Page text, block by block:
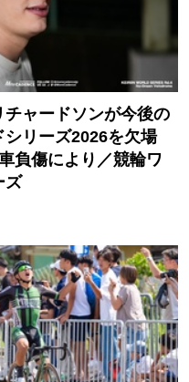
チャードソンが今後の
シリーズ2026を欠場
負傷により／競輪ワ
ズ